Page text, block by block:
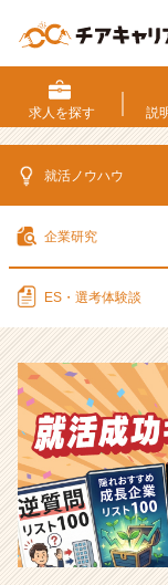
求人を探す 説
就活ノウハウ
企業研究
ES・選考体験談